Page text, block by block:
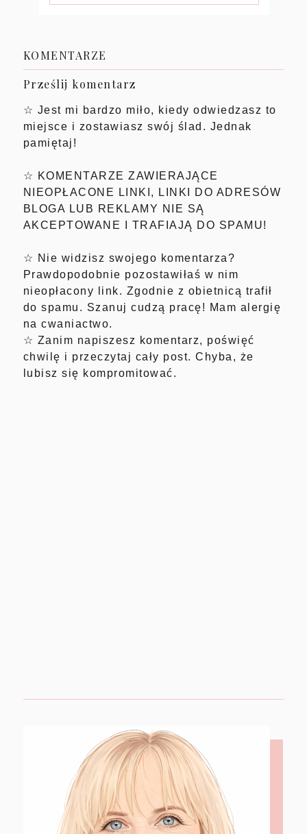
KOMENTARZE
Prześlij komentarz
☆ Jest mi bardzo miło, kiedy odwiedzasz to
miejsce i zostawiasz swój ślad. Jednak
pamiętaj!
☆ KOMENTARZE ZAWIERAJĄCE
NIEOPŁACONE LINKI, LINKI DO ADRESÓW
BLOGA LUB REKLAMY NIE SĄ
AKCEPTOWANE I TRAFIAJĄ DO SPAMU!
☆ Nie widzisz swojego komentarza?
Prawdopodobnie pozostawiłaś w nim
nieopłacony link. Zgodnie z obietnicą trafił
do spamu. Szanuj cudzą pracę! Mam alergię
na cwaniactwo.
☆ Zanim napiszesz komentarz, poświęć
chwilę i przeczytaj cały post. Chyba, że
lubisz się kompromitować.